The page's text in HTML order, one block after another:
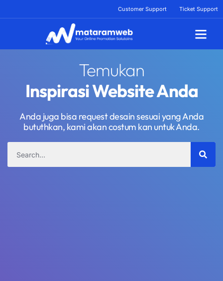
Customer Support Ticket Support
Temukan
Inspirasi Website Anda
Anda juga bisa request desain sesuai yang Anda
bututhkan, kami akan costum kan untuk Anda.